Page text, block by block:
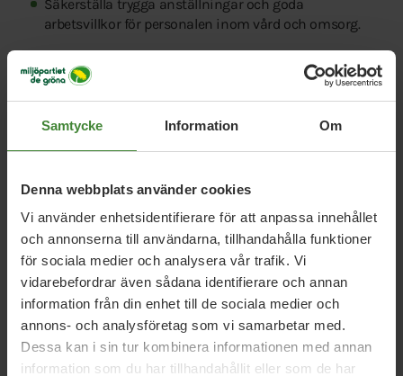
Samtycke Information Om
Denna webbplats använder cookies
Vi använder enhetsidentifierare för att anpassa innehållet
och annonserna till användarna, tillhandahålla funktioner
för sociala medier och analysera vår trafik. Vi
vidarebefordrar även sådana identifierare och annan
information från din enhet till de sociala medier och
annons- och analysföretag som vi samarbetar med.
Dessa kan i sin tur kombinera informationen med annan
information som du har tillhandahållit eller som de har
Säkerställa trygga anställningar och goda
arbetsvillkor för personalen inom vård och omsorg.
Satsa på personaltäthet, kompetensutveckling och
personalens språkkunskaper.
ekologisk, klimatsmart och näringsrik mat samt
aktiviteter och utevistelse i verksamheterna.
Säkerställa att det finns kommunala utförare av
hemtjänst, daglig verksamhet och särskilda
boenden, utöver ideella och privata.
Höja ersättningarna så att ideella aktörer som
erbjuder hög kvalitet vill verka i kommunen.
Stoppa minutjakten i hemtjänsten.
HBTQI-certifiera alla verksamheter.
Se till att de tidsbegränsade besluten för personer på